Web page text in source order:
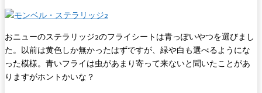
おニューのステラリッジ2のフライシートは青っぽいやつを選びまし
た。以前は黄色しか無かったはずですが、緑や白も選べるようにな
った模様。青いフライは虫があまり寄って来ないと聞いたことがあ
りますがホントかいな？